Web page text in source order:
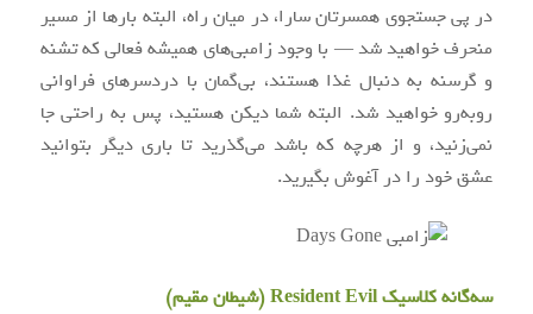
در پی جستجوی همسرتان سارا، در میان راه، البته بارها از مسیر
منحرف خواهید شد — با وجود زامبی‌های همیشه فعالی که تشنه
و گرسنه به دنبال غذا هستند، بی‌گمان با دردسرهای فراوانی
روبه‌رو خواهید شد. البته شما دیکن هستید، پس به راحتی جا
نمی‌زنید، و از هرچه که باشد می‌گذرید تا باری دیگر بتوانید
عشق خود را در آغوش بگیرید.
سه‌گانه کلاسیک Resident Evil (شیطان مقیم)